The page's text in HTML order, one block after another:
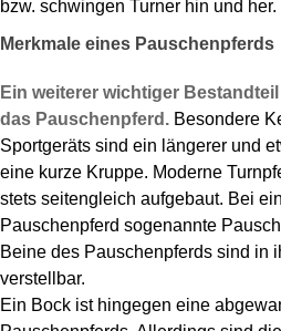
bzw. schwingen Turner hin und her.
Merkmale eines Pauschenpferds
Ein weiterer wichtiger
das Pauschenpferd. Besondere
Sportgeräts sind ein längerer und
eine kurze Kruppe. Moderne
stets seitengleich aufgebaut. Bei
Pauschenpferd sogenannte
Beine des Pauschenpferds sind in
verstellbar.
Ein Bock ist hingegen eine